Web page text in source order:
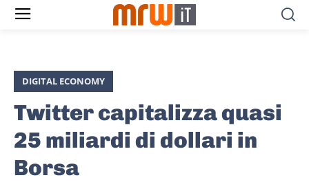
DIGITAL ECONOMY
Twitter capitalizza quasi
25 miliardi di dollari in
Borsa